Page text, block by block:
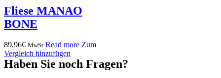
Fliese MANAO
BONE
89,96€ MwSt Read more Zum
Vergleich hinzufügen
Haben Sie noch Fragen?